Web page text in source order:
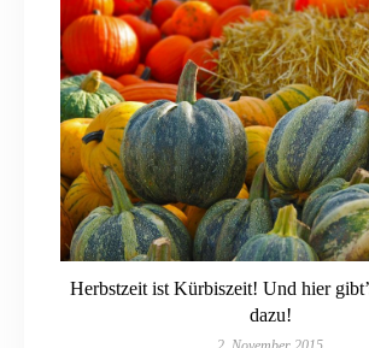
Herbstzeit ist Kürbiszeit! Und hier
dazu!